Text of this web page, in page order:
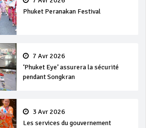
Phuket Peranakan Festival
7 Avr 2026
‘Phuket Eye’ assurera la sécurité
pendant Songkran
3 Avr 2026
Les services du gouvernement